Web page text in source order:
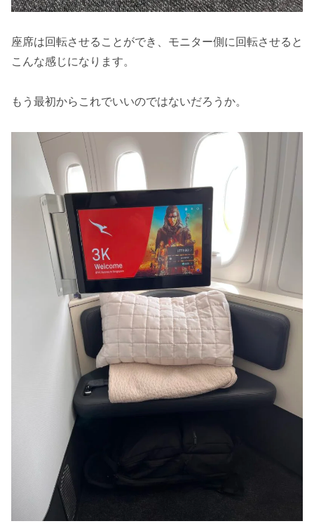
座席は回転させることができ、モニター側に回転させると
こんな感じになります。
もう最初からこれでいいのではないだろうか。